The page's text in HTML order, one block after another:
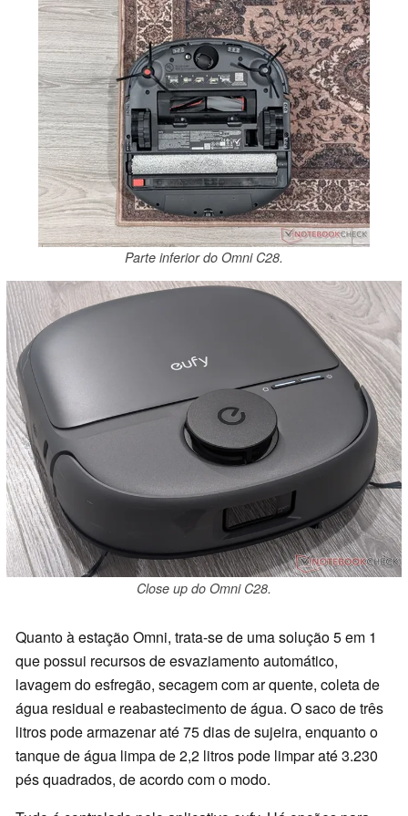
Parte inferior do Omni C28.
Close up do Omni C28.
Quanto à estação Omni, trata-se de uma solução 5 em 1
que possui recursos de esvaziamento automático,
lavagem do esfregão, secagem com ar quente, coleta de
água residual e reabastecimento de água. O saco de três
litros pode armazenar até 75 dias de sujeira, enquanto o
tanque de água limpa de 2,2 litros pode limpar até 3.230
pés quadrados, de acordo com o modo.